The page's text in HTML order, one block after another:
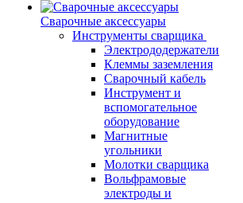
Сварочные аксессуары
Инструменты сварщика
Электрододержатели
Клеммы заземления
Сварочный кабель
Инструмент и
вспомогательное
оборудование
Магнитные
угольники
Молотки сварщика
Вольфрамовые
электроды и